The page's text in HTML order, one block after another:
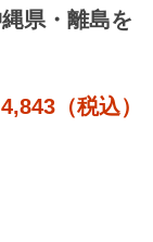
県・離島を
（税込）